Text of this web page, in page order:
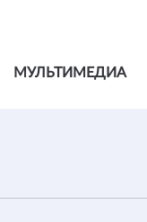
МУЛЬТИМЕДИА